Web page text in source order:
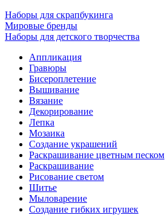
Наборы для скрапбукинга
Мировые бренды
Наборы для детского творчества
Аппликация
Гравюры
Бисероплетение
Вышивание
Вязание
Декорирование
Лепка
Мозаика
Создание украшений
Раскрашивание цветным песком
Раскрашивание
Рисование светом
Шитье
Мыловарение
Создание гибких игрушек